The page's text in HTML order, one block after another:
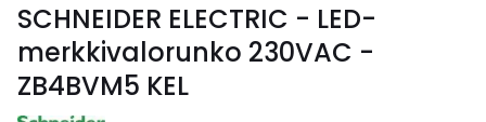
SCHNEIDER ELECTRIC - LED-
merkkivalorunko 230VAC -
ZB4BVM5 KEL